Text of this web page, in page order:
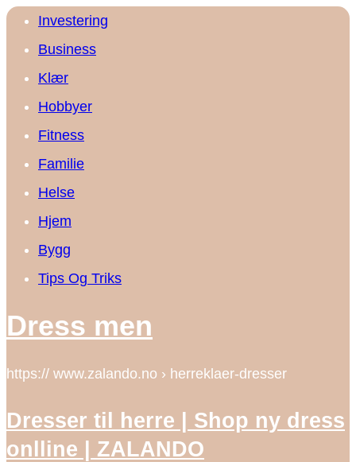
Investering
Business
Klær
Hobbyer
Fitness
Familie
Helse
Hjem
Bygg
Tips Og Triks
Dress men
https:// www.zalando.no › herreklaer-dresser
Dresser til herre | Shop ny dress
onlline | ZALANDO